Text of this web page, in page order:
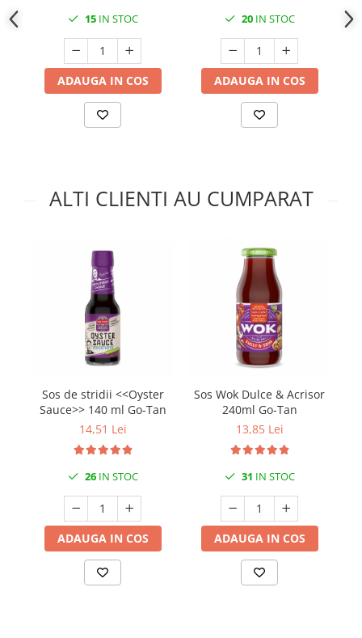
15IN STOC
ADAUGA IN COS
20IN STOC
ADAUGA IN COS
ALTI CLIENTI AU CUMPARAT
Sos de stridii <<Oyster
Sauce>> 140 ml Go-Tan
14,51 Lei
26IN STOC
ADAUGA IN COS
Sos Wok Dulce & Acrisor
240ml Go-Tan
13,85 Lei
31 IN STOC
ADAUGA IN COS